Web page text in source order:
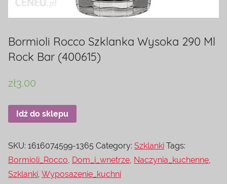
Bormioli Rocco Szklanka Wysoka 290 Ml
Rock Bar (400615)
zł3.00
Idź do sklepu
SKU: 1616074599-1365 Category: Szklanki Tags:
Bormioli_Rocco, Dom_i_wnetrze, Naczynia_kuchenne,
Szklanki, Wyposazenie_kuchni